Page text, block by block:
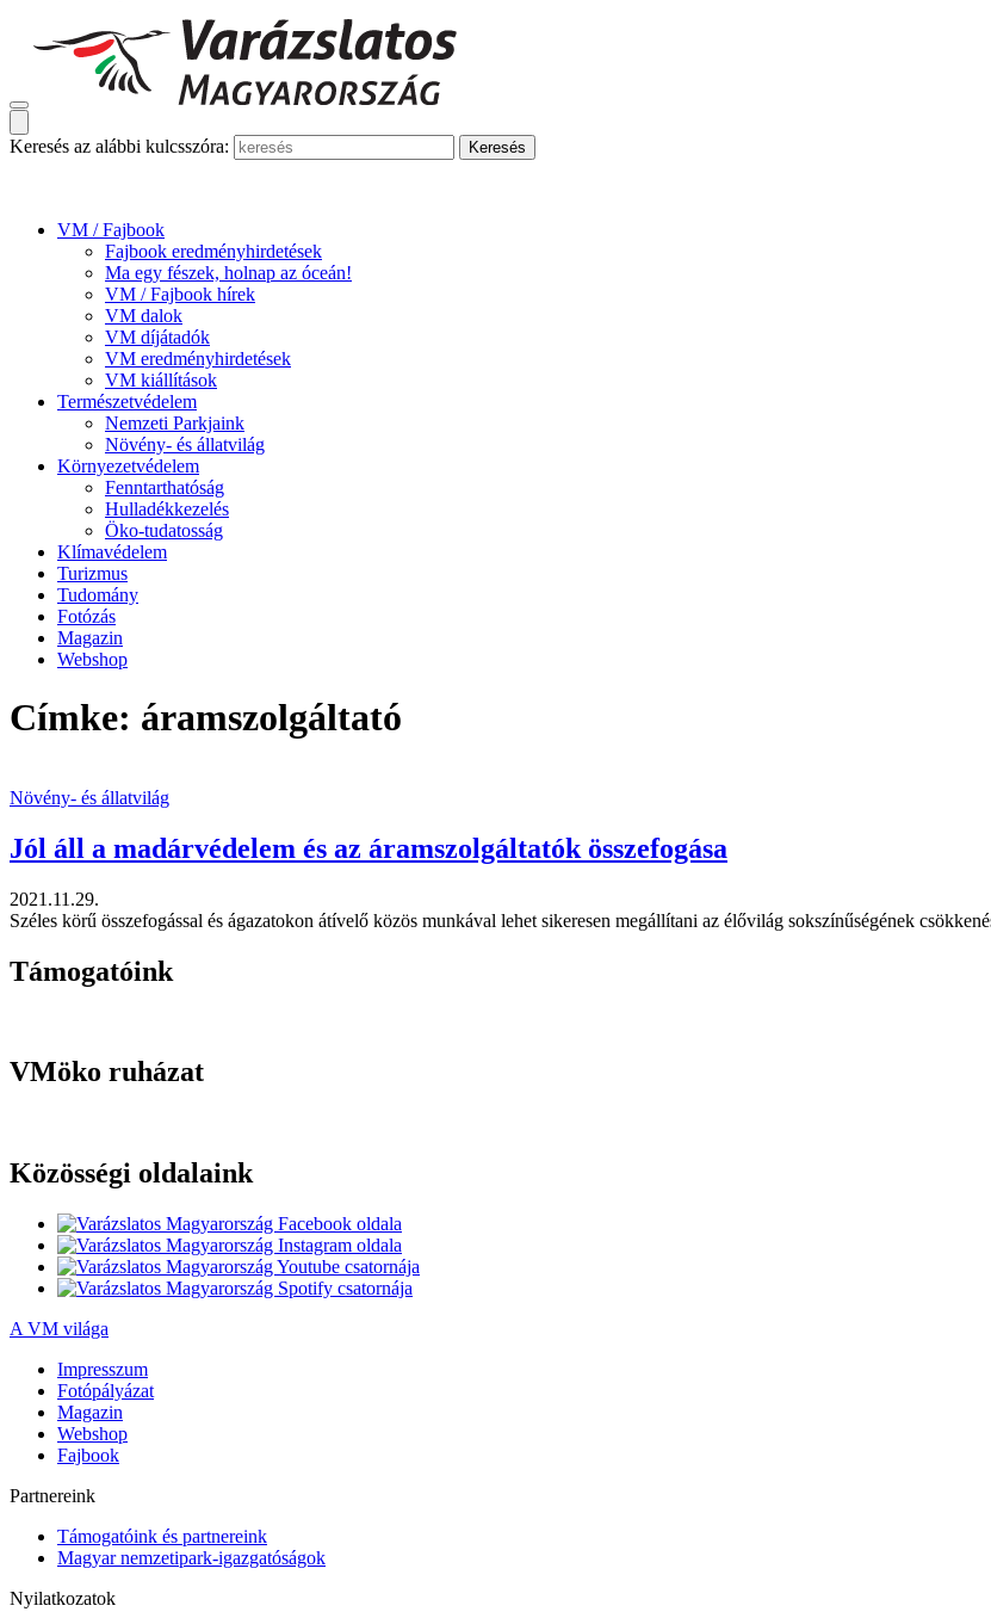
Keresés az alábbi kulcsszóra:
VM / Fajbook
Fajbook eredményhirdetések
Ma egy fészek, holnap az óceán!
VM / Fajbook hírek
VM dalok
VM díjátadók
VM eredményhirdetések
VM kiállítások
Természetvédelem
Nemzeti Parkjaink
Növény- és állatvilág
Környezetvédelem
Fenntarthatóság
Hulladékkezelés
Öko-tudatosság
Klímavédelem
Turizmus
Tudomány
Fotózás
Magazin
Webshop
Címke: áramszolgáltató
Növény- és állatvilág
Jól áll a madárvédelem és az áramszolgáltatók összefogása
2021.11.29.
Széles körű összefogással és ágazatokon átívelő közös munkával lehet sikeresen megállítani az élővilág sokszínűségének
Támogatóink
VMöko ruházat
Közösségi oldalaink
A VM világa
Impresszum
Fotópályázat
Magazin
Webshop
Fajbook
Partnereink
Támogatóink és partnereink
Magyar nemzetipark-igazgatóságok
Nyilatkozatok